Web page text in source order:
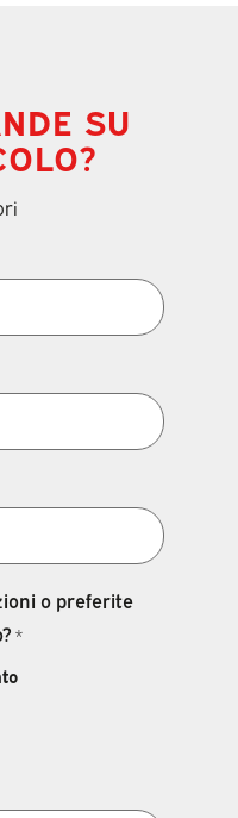
SU
o preferite
*